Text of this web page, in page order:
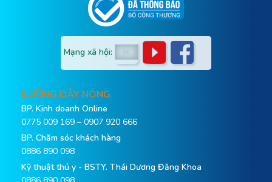
Mạng xã hội:
ĐƯỜNG DÂY NÓNG
BP. Kinh doanh Online
0775 009 169 – 0907 920 666
BP. Chăm sóc khách hàng
0886 890 098
Kỹ thuật thú y - BSTY. Thái Dương Đăng Khoa